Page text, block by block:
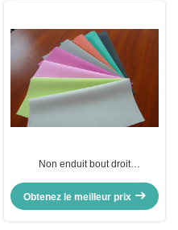
Non enduit bout droit
textile tissé résistant
Obtenez le meilleur prix